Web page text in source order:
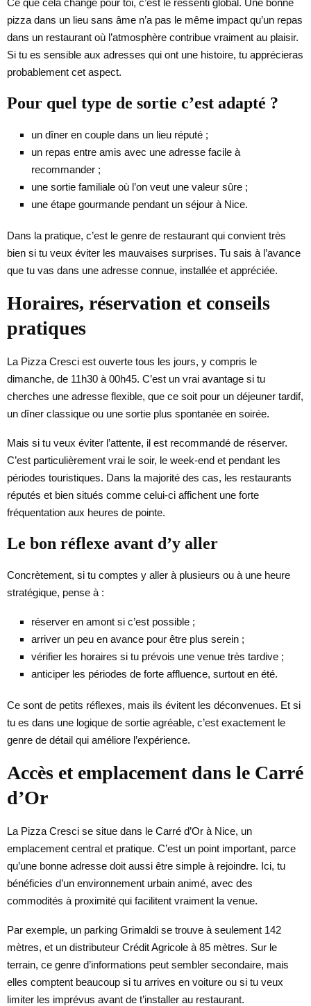
pizza dans un lieu sans âme n’a pas le même impact qu’un repas
dans un restaurant où l’atmosphère contribue vraiment au plaisir.
Si tu es sensible aux adresses qui ont une histoire, tu apprécieras
probablement cet aspect.
Pour quel type de sortie c’est adapté ?
un dîner en couple dans un lieu réputé ;
un repas entre amis avec une adresse facile à
recommander ;
une sortie familiale où l’on veut une valeur sûre ;
une étape gourmande pendant un séjour à Nice.
Dans la pratique, c’est le genre de restaurant qui convient très
bien si tu veux éviter les mauvaises surprises. Tu sais à l’avance
que tu vas dans une adresse connue, installée et appréciée.
Horaires, réservation et conseils
pratiques
La Pizza Cresci est ouverte tous les jours, y compris le
dimanche, de 11h30 à 00h45. C’est un vrai avantage si tu
cherches une adresse flexible, que ce soit pour un déjeuner tardif,
un dîner classique ou une sortie plus spontanée en soirée.
Mais si tu veux éviter l’attente, il est recommandé de réserver.
C’est particulièrement vrai le soir, le week-end et pendant les
périodes touristiques. Dans la majorité des cas, les restaurants
réputés et bien situés comme celui-ci affichent une forte
fréquentation aux heures de pointe.
Le bon réflexe avant d’y aller
Concrètement, si tu comptes y aller à plusieurs ou à une heure
stratégique, pense à :
réserver en amont si c’est possible ;
arriver un peu en avance pour être plus serein ;
vérifier les horaires si tu prévois une venue très tardive ;
anticiper les périodes de forte affluence, surtout en été.
Ce sont de petits réflexes, mais ils évitent les déconvenues. Et si
tu es dans une logique de sortie agréable, c’est exactement le
genre de détail qui améliore l’expérience.
Accès et emplacement dans le Carré
d’Or
La Pizza Cresci se situe dans le Carré d’Or à Nice, un
emplacement central et pratique. C’est un point important, parce
qu’une bonne adresse doit aussi être simple à rejoindre. Ici, tu
bénéficies d’un environnement urbain animé, avec des
commodités à proximité qui facilitent vraiment la venue.
Par exemple, un parking Grimaldi se trouve à seulement 142
mètres, et un distributeur Crédit Agricole à 85 mètres. Sur le
terrain, ce genre d’informations peut sembler secondaire, mais
elles comptent beaucoup si tu arrives en voiture ou si tu veux
limiter les imprévus avant de t’installer au restaurant.